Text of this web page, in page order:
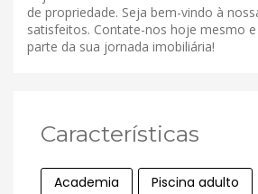
de propriedade. Seja bem-vindo à
satisfeitos. Contate-nos hoje mesmo
parte da sua jornada imobiliária!
Características
Academia
Piscina adulto